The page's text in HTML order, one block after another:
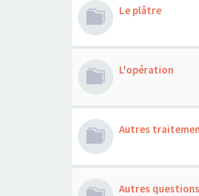
Le plâtre
L'opération
Autres
Autres questions